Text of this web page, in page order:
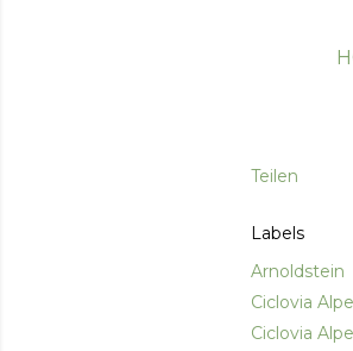
Teilen
Labels
Arnoldstein
Ciclovia
Ciclovia